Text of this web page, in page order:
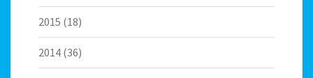
2015 (18)
2014 (36)